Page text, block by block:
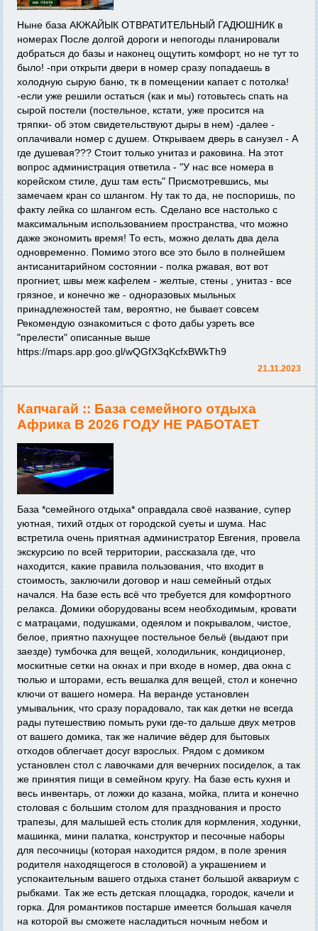
Ныне база АКЖАЙЫК ОТВРАТИТЕЛЬНЫЙ ГАДЮШНИК в
номерах После долгой дороги и непогоды планировали
добраться до базы и наконец ощутить комфорт, но не тут то
было! -при открыти двери в номер сразу попадаешь в
холодную сырую баню, тк в помещении капает с потолка!
-если уже решили остаться (как и мы) готовьтесь спать на
сырой постели (постельное, кстати, уже просится на
тряпки- об этом свидетельствуют дыры в нем) -далее -
оплачивали номер с душем. Открываем дверь в санузел - А
где душевая??? Стоит только унитаз и раковина. На этот
вопрос администрация ответила - "У нас все номера в
корейском стиле, душ там есть" Присмотревшись, мы
замечаем кран со шлангом. Ну так то да, не поспоришь, по
факту лейка со шлангом есть. Сделано все настолько с
максимальным использованием пространства, что можно
даже экономить время! То есть, можно делать два дела
одновременно. Помимо этого все это было в полнейшем
антисанитарийном состоянии - полка ржавая, вот вот
прогниет, швы меж кафелем - желтые, стены , унитаз - все
грязное, и конечно же - одноразовых мыльных
принадлежностей там, вероятно, не бывает совсем
Рекомендую ознакомиться с фото дабы узреть все
"прелести" описанные выше
https://maps.app.goo.gl/wQGfX3qKcfxBWkTh9
21.11.2023
Капчагай :: База семейного отдыха
Африка В 2026 ГОДУ НЕ РАБОТАЕТ
База *семейного отдыха* оправдала своё название, супер
уютная, тихий отдых от городской суеты и шума. Нас
встретила очень приятная администратор Евгения, провела
экскурсию по всей территории, рассказала где, что
находится, какие правила пользования, что входит в
стоимость, заключили договор и наш семейный отдых
начался. На базе есть всё что требуется для комфортного
релакса. Домики оборудованы всем необходимым, кровати
с матрацами, подушками, одеялом и покрывалом, чистое,
белое, приятно пахнущее постельное бельё (выдают при
заезде) тумбочка для вещей, холодильник, кондиционер,
москитные сетки на окнах и при входе в номер, два окна с
тюлью и шторами, есть вешалка для вещей, стол и конечно
ключи от вашего номера. На веранде установлен
умывальник, что сразу порадовало, так как детки не всегда
рады путешествию помыть руки где-то дальше двух метров
от вашего домика, так же наличие вёдер для бытовых
отходов облегчает досуг взрослых. Рядом с домиком
установлен стол с лавочками для вечерних посиделок, а так
же принятия пищи в семейном кругу. На базе есть кухня и
весь инвентарь, от ложки до казана, мойка, плита и конечно
столовая с большим столом для празднования и просто
трапезы, для малышей есть столик для кормления, ходунки,
машинка, мини палатка, конструктор и песочные наборы
для песочницы (которая находится рядом, в поле зрения
родителя находящегося в столовой) а украшением и
успокаительным вашего отдыха станет большой аквариум с
рыбками. Так же есть детская площадка, городок, качели и
горка. Для романтиков постарше имеется большая качеля
на которой вы сможете насладиться ночным небом и